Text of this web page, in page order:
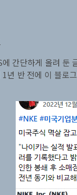
간단하게 올려 둔
년 반 전에 이 블로